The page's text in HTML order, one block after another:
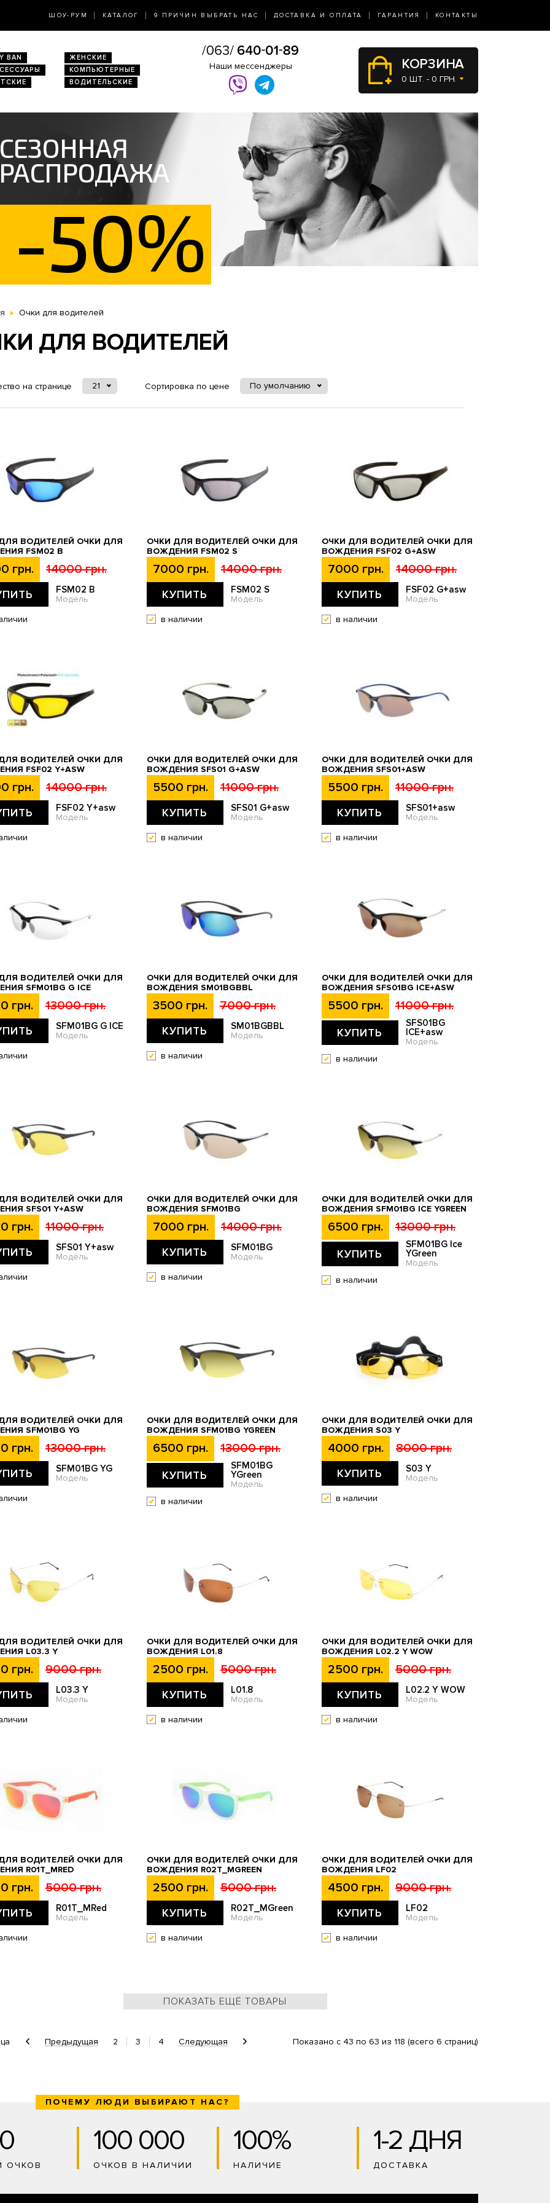
ШОУ-РУМ КАТАЛОГ 9 ПРИЧИН ВЫБРАТЬ НАС ДОСТАВКА И ОПЛАТА ГАРАНТИЯ КОНТАКТЫ
BAN
ЖЕНСКИЕ
КОМПЬЮТЕРНЫЕ
ВОДИТЕЛЬСКИЕ
Наши мессенджеры КОРЗИНА
0 ШТ. - 0 ГРН.
СЕЗОННАЯ
РАСПРОДАЖА
-50%
Очки для водителей
ДЛЯ ВОДИТЕЛЕЙ
на странице 21 Сортировка по цене По умолчанию
ВОДИТЕЛЕЙ ОЧКИ ДЛЯ
FSM02 B
грн. 14000 грн.
FSM02 B
Модель
ОЧКИ ДЛЯ ВОДИТЕЛЕЙ ОЧКИ ДЛЯ
ВОЖДЕНИЯ FSM02 S
7000 грн. 14000 грн.
КУПИТЬ FSM02 S
Модель
в наличии
ОЧКИ ДЛЯ ВОДИТЕЛЕЙ ОЧКИ ДЛЯ
ВОЖДЕНИЯ FSF02 G+ASW
7000 грн. 14000 грн.
КУПИТЬ FSF02 G+asw
Модель
в наличии
ВОДИТЕЛЕЙ ОЧКИ ДЛЯ
FSF02 Y+ASW
грн. 14000 грн.
FSF02 Y+asw
Модель
ОЧКИ ДЛЯ ВОДИТЕЛЕЙ ОЧКИ ДЛЯ
ВОЖДЕНИЯ SFS01 G+ASW
5500 грн. 11000 грн.
КУПИТЬ SFS01 G+asw
Модель
в наличии
ОЧКИ ДЛЯ ВОДИТЕЛЕЙ ОЧКИ ДЛЯ
ВОЖДЕНИЯ SFS01+ASW
5500 грн. 11000 грн.
КУПИТЬ SFS01+asw
Модель
в наличии
ВОДИТЕЛЕЙ ОЧКИ ДЛЯ
SFM01BG G ICE
грн. 13000 грн.
SFM01BG G ICE
Модель
ОЧКИ ДЛЯ ВОДИТЕЛЕЙ ОЧКИ ДЛЯ
ВОЖДЕНИЯ SM01BGBBL
3500 грн. 7000 грн.
КУПИТЬ SM01BGBBL
Модель
в наличии
ОЧКИ ДЛЯ ВОДИТЕЛЕЙ ОЧКИ ДЛЯ
ВОЖДЕНИЯ SFS01BG ICE+ASW
5500 грн. 11000 грн.
КУПИТЬ
SFS01BG
ICE+asw
Модель
в наличии
ВОДИТЕЛЕЙ ОЧКИ ДЛЯ
SFS01 Y+ASW
грн. 11000 грн.
SFS01 Y+asw
Модель
ОЧКИ ДЛЯ ВОДИТЕЛЕЙ ОЧКИ ДЛЯ
ВОЖДЕНИЯ SFM01BG
7000 грн. 14000 грн.
КУПИТЬ SFM01BG
Модель
в наличии
ОЧКИ ДЛЯ ВОДИТЕЛЕЙ ОЧКИ ДЛЯ
ВОЖДЕНИЯ SFM01BG ICE YGREEN
6500 грн. 13000 грн.
КУПИТЬ
SFM01BG Ice
YGreen
Модель
в наличии
ВОДИТЕЛЕЙ ОЧКИ ДЛЯ
SFM01BG YG
грн. 13000 грн.
SFM01BG YG
Модель
ОЧКИ ДЛЯ ВОДИТЕЛЕЙ ОЧКИ ДЛЯ
ВОЖДЕНИЯ SFM01BG YGREEN
6500 грн. 13000 грн.
КУПИТЬ
SFM01BG
YGreen
Модель
в наличии
ОЧКИ ДЛЯ ВОДИТЕЛЕЙ ОЧКИ ДЛЯ
ВОЖДЕНИЯ S03 Y
4000 грн. 8000 грн.
КУПИТЬ S03 Y
Модель
в наличии
ВОДИТЕЛЕЙ ОЧКИ ДЛЯ
L03.3 Y
грн. 9000 грн.
L03.3 Y
Модель
ОЧКИ ДЛЯ ВОДИТЕЛЕЙ ОЧКИ ДЛЯ
ВОЖДЕНИЯ L01.8
2500 грн. 5000 грн.
КУПИТЬ L01.8
Модель
в наличии
ОЧКИ ДЛЯ ВОДИТЕЛЕЙ ОЧКИ ДЛЯ
ВОЖДЕНИЯ L02.2 Y WOW
2500 грн. 5000 грн.
КУПИТЬ L02.2 Y WOW
Модель
в наличии
ВОДИТЕЛЕЙ ОЧКИ ДЛЯ
R01T_MRED
грн. 5000 грн.
R01T_MRed
Модель
ОЧКИ ДЛЯ ВОДИТЕЛЕЙ ОЧКИ ДЛЯ
ВОЖДЕНИЯ R02T_MGREEN
2500 грн. 5000 грн.
КУПИТЬ R02T_MGreen
Модель
в наличии
ОЧКИ ДЛЯ ВОДИТЕЛЕЙ ОЧКИ ДЛЯ
ВОЖДЕНИЯ LF02
4500 грн. 9000 грн.
КУПИТЬ LF02
Модель
в наличии
ПОКАЗАТЬ ЕЩЁ ТОВАРЫ
Предыдущая 2 3 4 Следующая Показано с 43 по 63 из 118 (всего 6 страниц)
ПОЧЕМУ ЛЮДИ ВЫБИРАЮТ НАС?
ОЧКОВ
100 000
ОЧКОВ В НАЛИЧИИ
100%
НАЛИЧИЕ
1-2 ДНЯ
ДОСТАВКА